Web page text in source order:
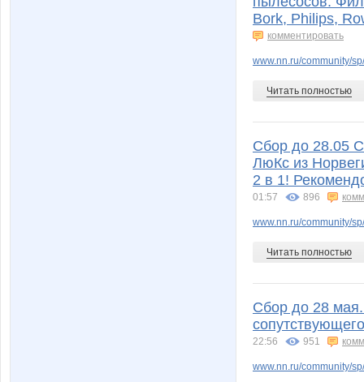
Bork, Philips,
комментировать
www.nn.ru/community/
Читать полностью
Сбор до 28.05
ЛюКс из
2 в 1!
01:57 896
www.nn.ru/community/
Читать полностью
Сбор до 28
22:56 951
www.nn.ru/community/